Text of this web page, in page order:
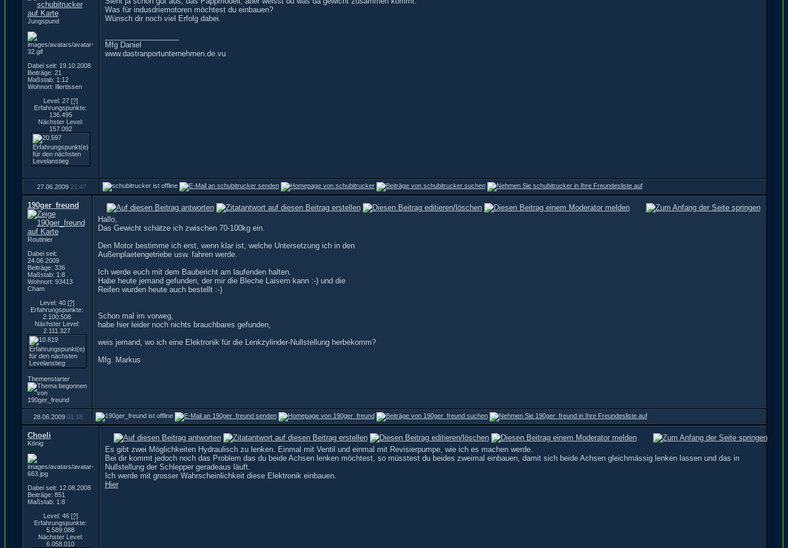
Jungspund
Dabei seit: 19.10.2008
Beiträge: 21
Maßstab: 1:12
Wohnort: Illertissen
Level: 27 [?]
Erfahrungspunkte:
136.495
Nächster Level:
157.092
Was für indusdriemotoren möchtest du einbauen?
Wünsch dir noch viel Erfolg dabei.
Mfg Daniel
www.dastranportunternehmen.de.vu
27.06.2009 21:47
190ger_freund
Routinier
Dabei seit:
24.06.2009
Beiträge: 336
Maßstab: 1:8
Wohnort: 93413
Cham
Level: 40 [?]
Erfahrungspunkte:
2.100.508
Nächster Level:
2.111.327
Themenstarter
Hallo,
Das Gewicht schätze ich zwischen 70-100kg ein.
Den Motor bestimme ich erst, wenn klar ist, welche Untersetzung ich in den
Außenplaetengetriebe usw. fahren werde.
Ich werde euch mit dem Baubericht am laufenden halten.
Habe heute jemand gefunden, der mir die Bleche Laisern kann :-) und die
Reifen wurden heute auch bestellt :-)
Schon mal im vorweg,
habe hier leider noch nichts brauchbares gefunden,
weis jemand, wo ich eine Elektronik für die Lenkzylinder-Nullstellung herbekomm?
Mfg. Markus
28.06.2009 01:18
Choeli
König
Dabei seit: 12.08.2008
Beiträge: 851
Maßstab: 1:8
Level: 46 [?]
Erfahrungspunkte:
5.589.088
Nächster Level:
6.058.010
Es gibt zwei Möglichkeiten Hydraulisch zu lenken. Einmal mit Ventil und einmal mit Revisierpumpe, wie ich es machen werde.
Bei dir kommt jedoch noch das Problem das du beide Achsen lenken möchtest, so müsstest du beides zweimal einbauen, damit sich beide Achsen gleichmässig lenken lassen und das in
Nullstellung der Schlepper geradeaus läuft.
Ich werde mit grosser Wahrscheinlichkeit diese Elektronik einbauen.
Hier